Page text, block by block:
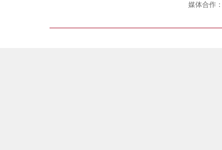
媒体合作